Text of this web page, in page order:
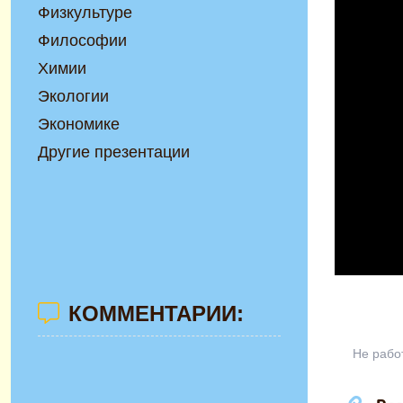
Не
Физкультуре
Философии
Химии
Экологии
Экономике
Другие презентации
КОММЕНТАРИИ: